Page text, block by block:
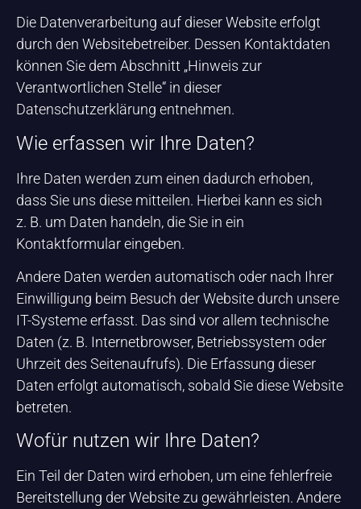
Die Datenverarbeitung auf dieser Website erfolgt
durch den Websitebetreiber. Dessen Kontaktdaten
können Sie dem Abschnitt „Hinweis zur
Verantwortlichen Stelle“ in dieser
Datenschutzerklärung entnehmen.
Wie erfassen wir Ihre Daten?
Ihre Daten werden zum einen dadurch erhoben,
dass Sie uns diese mitteilen. Hierbei kann es sich
z. B. um Daten handeln, die Sie in ein
Kontaktformular eingeben.
Andere Daten werden automatisch oder nach Ihrer
Einwilligung beim Besuch der Website durch unsere
IT-Systeme erfasst. Das sind vor allem technische
Daten (z. B. Internetbrowser, Betriebssystem oder
Uhrzeit des Seitenaufrufs). Die Erfassung dieser
Daten erfolgt automatisch, sobald Sie diese Website
betreten.
Wofür nutzen wir Ihre Daten?
Ein Teil der Daten wird erhoben, um eine fehlerfreie
Bereitstellung der Website zu gewährleisten. Andere